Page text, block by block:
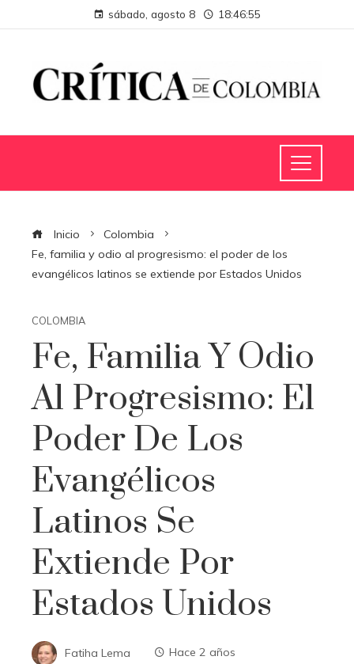
sábado, agosto 8 18:46:56
Inicio
Colombia
Fe, familia y odio al progresismo: el poder de los
evangélicos latinos se extiende por Estados Unidos
COLOMBIA
Fe, Familia Y Odio
Al Progresismo: El
Poder De Los
Evangélicos
Latinos Se
Extiende Por
Estados Unidos
Fatiha Lema Hace 2 años